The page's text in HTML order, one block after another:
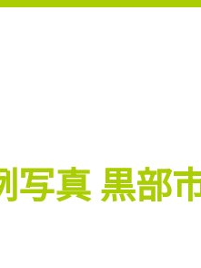
写真 黒部